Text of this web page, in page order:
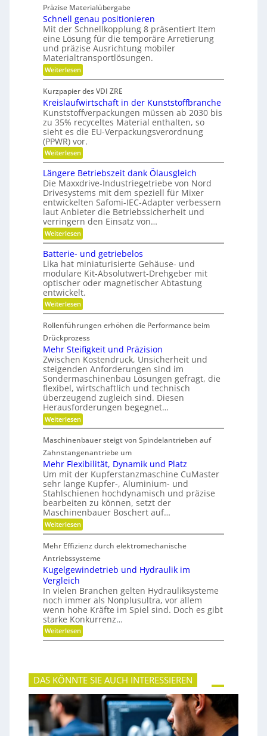
g
e
s
c
h
l
i
e
n
s
c
h
e
r
B
e
d
i
e
n
k
n
a
u
f
m
i
t
s
e
c
h
s
F
r
e
h
e
i
s
g
r
a
d
n
r
t
u
n
g
s
f
r
e
e
s
H
y
b
r
i
d
-
K
u
g
e
l
l
a
g
e
r
Präzise Materialübergabe
Schnell genau positionieren
Mit der Schnellkopplung 8 präsentiert Item
eine Lösung für die temporäre Arretierung
und präzise Ausrichtung mobiler
Materialtransportlösungen.
Weiterlesen:
S
h
n
e
l
l
g
e
n
a
u
p
o
s
i
t
i
o
n
i
e
r
e
n
Kurzpapier des VDI ZRE
Kreislaufwirtschaft in der Kunststoffbranche
Kunststoffverpackungen müssen ab 2030 bis
zu 35% recyceltes Material enthalten, so
sieht es die EU-Verpackungsverordnung
(PPWR) vor.
Weiterlesen:
K
r
e
i
s
l
a
u
f
w
i
r
t
s
c
h
a
f
t
n
d
e
r
K
u
n
s
t
s
t
o
f
f
b
r
a
n
c
h
e
Längere Betriebszeit dank Ölausgleich
Die Maxxdrive-Industriegetriebe von Nord
Drivesystems mit dem speziell für Mixer
entwickelten Safomi-IEC-Adapter verbessern
laut Anbieter die Betriebssicherheit und
verringern den Einsatz von…
Weiterlesen:
L
n
g
e
r
e
B
e
t
r
e
b
z
e
i
t
d
a
n
k
l
a
u
s
g
l
e
i
c
h
Batterie- und getriebelos
Lika hat miniaturisierte Gehäuse- und
modulare Kit-Absolutwert-Drehgeber mit
optischer oder magnetischer Abtastung
entwickelt.
Weiterlesen:
B
t
t
e
r
e
-
u
n
d
g
e
t
r
i
e
b
e
l
o
s
Rollenführungen erhöhen die Performance beim
Drückprozess
Mehr Steifigkeit und Präzision
Zwischen Kostendruck, Unsicherheit und
steigenden Anforderungen sind im
Sondermaschinenbau Lösungen gefragt, die
flexibel, wirtschaftlich und technisch
überzeugend zugleich sind. Diesen
Herausforderungen begegnet…
Weiterlesen:
M
h
r
S
t
e
i
f
i
g
k
e
i
t
n
d
ä
z
i
s
i
o
n
Maschinenbauer steigt von Spindelantrieben auf
Zahnstangenantriebe um
Mehr Flexibilität, Dynamik und Platz
Um mit der Kupferstanzmaschine CuMaster
sehr lange Kupfer-, Aluminium- und
Stahlschienen hochdynamisch und präzise
bearbeiten zu können, setzt der
Maschinenbauer Boschert auf…
Weiterlesen:
M
h
r
F
l
x
i
b
i
l
i
t
D
y
a
i
k
u
Mehr Effizienz durch elektromechanische
Antriebssysteme
Kugelgewindetrieb und Hydraulik im
Vergleich
In vielen Branchen gelten Hydrauliksysteme
noch immer als Nonplusultra, vor allem
wenn hohe Kräfte im Spiel sind. Doch es gibt
starke Konkurrenz…
Weiterlesen:
K
l
g
e
w
d
e
DAS KÖNNTE SIE AUCH INTERESSIEREN